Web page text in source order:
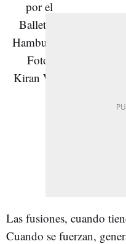
Las fusiones, cuando
Cuando se fuerzan,